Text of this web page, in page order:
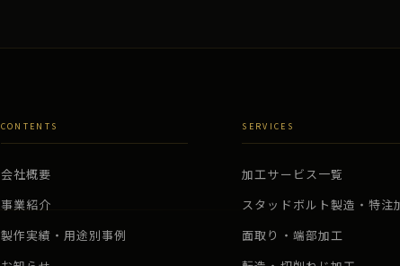
CONTENTS
会社概要
事業紹介
製作実績・用途別事例
SERVICES
加工サービス一覧
スタッドボルト製造・特注
面取り・端部加工